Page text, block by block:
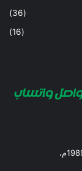
(36)
(16)